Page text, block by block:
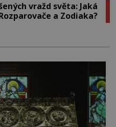
vražd světa: Jaká
a Zodiaka?